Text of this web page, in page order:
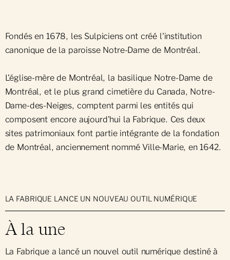
Fondés en 1678, les Sulpiciens ont créé l'institution
canonique de la paroisse Notre-Dame de Montréal.
L'église-mère de Montréal, la basilique Notre-Dame de
Montréal, et le plus grand cimetière du Canada, Notre-
Dame-des-Neiges, comptent parmi les entités qui
composent encore aujourd'hui la Fabrique. Ces deux
sites patrimoniaux font partie intégrante de la fondation
de Montréal, anciennement nommé Ville-Marie, en 1642.
LA FABRIQUE LANCE UN NOUVEAU OUTIL NUMÉRIQUE
À la une
La Fabrique a lancé un nouvel outil numérique destiné à